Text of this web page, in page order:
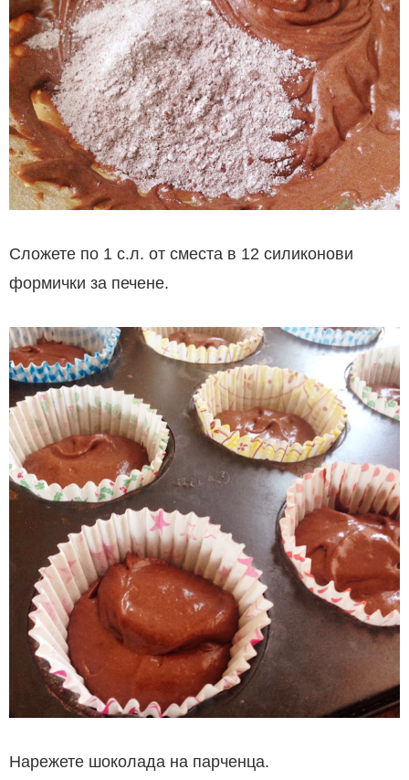
Сложете по 1 с.л. от сместа в 12 силиконови
формички за печене.
Нарежете шоколада на парченца.